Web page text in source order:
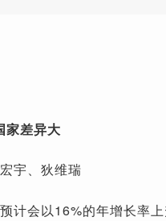
家差异大
宇、狄维瑞
计会以16%的年增长率